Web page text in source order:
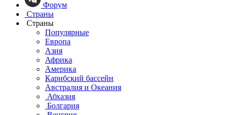
Форум
Страны
Страны
Популярные
Европа
Азия
Африка
Америка
Карибский бассейн
Австралия и Океания
Абхазия
Болгария